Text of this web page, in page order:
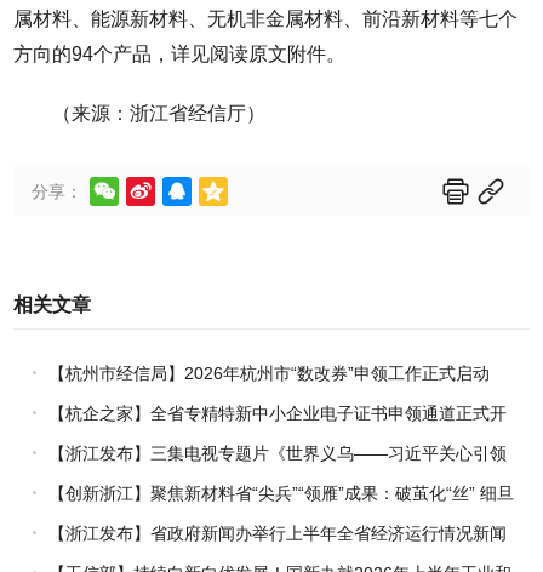
属材料、能源新材料、无机非金属材料、前沿新材料等七个
方向的94个产品，详见阅读原文附件。
（来源：浙江省经信厅）
分享：      
相关文章
【杭州市经信局】2026年杭州市“数改券”申领工作正式启动
【杭企之家】全省专精特新中小企业电子证书申领通道正式开
通
【浙江发布】三集电视专题片《世界义乌——习近平关心引领
义乌发展》热播上线
【创新浙江】聚焦新材料省“尖兵”“领雁”成果：破茧化“丝” 细旦
PPS纤维的国产突围战
【浙江发布】省政府新闻办举行上半年全省经济运行情况新闻
发布会